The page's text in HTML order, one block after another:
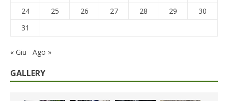
24
25 26 27 28 29
30
31
« Giu Ago »
GALLERY